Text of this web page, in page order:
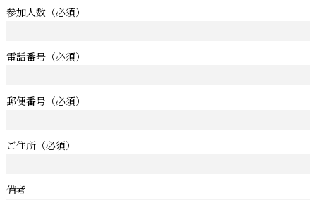
参加人数（必須）
電話番号（必須）
郵便番号（必須）
ご住所（必須）
備考